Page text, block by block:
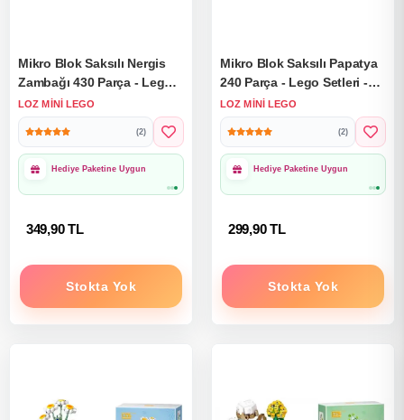
Mikro Blok Saksılı Nergis
Zambağı 430 Parça - Lego
Setleri - Loz Mini Lego -
Çiçek Lego - Loz Lego -
Mikro Bloklar
LOZ MINI LEGO
(2)
1000₺ Üzeri Ücretsiz
Kargo
349,90 TL
Stokta Yok
Mikro Blok Saksılı Papatya
240 Parça - Lego Setleri -
Loz Mini Lego - Çiçek Lego
- Loz Lego - Mikro Bloklar
LOZ MINI LEGO
(2)
1000₺ Üzeri Ücretsiz
Kargo
299,90 TL
Stokta Yok